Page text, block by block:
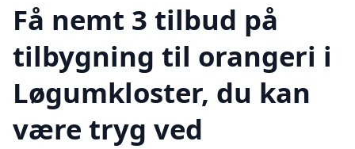
Få nemt 3 tilbud på
tilbygning til orangeri i
Løgumkloster, du kan
være tryg ved